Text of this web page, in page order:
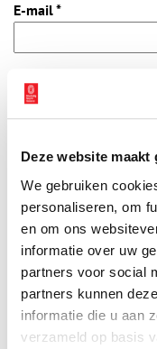
Deze website
We gebruiken
personaliseren, om
en om ons
informatie over uw
partners voor social
partners kunnen
informatie die u aan
verzameld op basis
E-mail*
Vink dit aan als u